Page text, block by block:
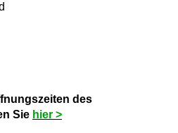
des
Sie hier >